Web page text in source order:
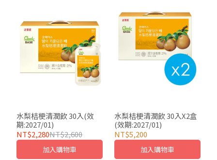
水梨桔梗清潤飲 30入(效
期:2027/01)
NT$2,280NT$2,600
加入購物車
水梨桔梗清潤飲 30入X2盒
(效期:2027/01)
NT$5,200
加入購物車